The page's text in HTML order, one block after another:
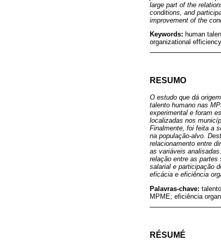
large part of the
conditions, and
improvement of the
Keywords: human
organizational efficiency
RESUMO
O estudo que dá
talento humano nas
experimental e foram
localizadas nos
Finalmente, foi feita a
na população-alvo.
relacionamento entre
as variáveis
relação entre as partes
salarial e participação
eficácia e eficiência
Palavras-chave:
MPME; eficiência
RÉSUMÉ